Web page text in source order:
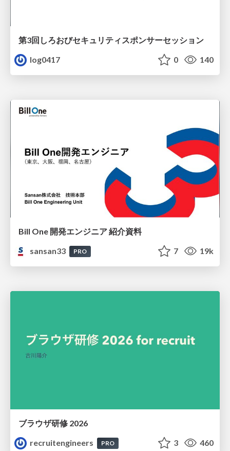
第3回しろおびセキュリティスポンサーセッション
log0417
0 140
Bill One 開発エンジニア 紹介資料
sansan33
PRO 7 19k
ブラウザ研修 2026
recruitengineers
PRO 3 460